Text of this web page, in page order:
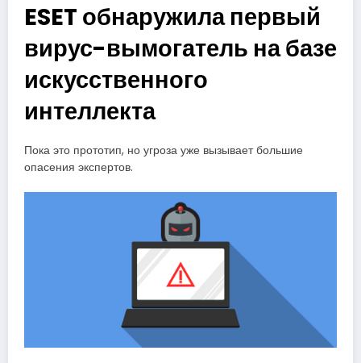
ESET обнаружила первый
вирус-вымогатель на базе
искусственного
интеллекта
Пока это прототип, но угроза уже вызывает большие
опасения экспертов.